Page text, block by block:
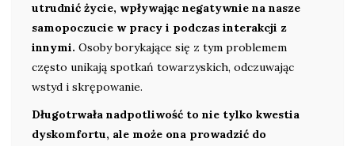
utrudnić życie, wpływając negatywnie na nasze
samopoczucie w pracy i podczas interakcji z
innymi. Osoby borykające się z tym problemem
często unikają spotkań towarzyskich, odczuwając
wstyd i skrępowanie.
Długotrwała nadpotliwość to nie tylko kwestia
dyskomfortu, ale może ona prowadzić do